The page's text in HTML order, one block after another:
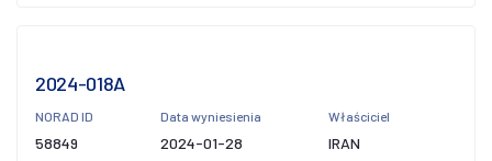
2024-018A
NORAD ID
58849
Data wyniesienia
2024-01-28
Właściciel
IRAN